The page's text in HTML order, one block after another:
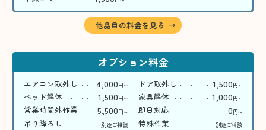
他品目の料金を見る
オプション料金
エアコン取外し 4,000円〜 ドア取外し 1,500円〜
ベッド解体 1,500円〜 家具解体 1,000円〜
営業時間外作業 5,500円〜 即日対応 0円〜
吊り降ろし 別途ご相談 特殊作業 別途ご相談